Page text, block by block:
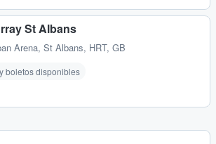
St Albans
Arena, St Albans, HRT, GB
boletos disponibles